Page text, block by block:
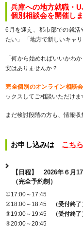
兵庫への地方就職・
個別相談会を開催しま
6月を迎え、都市部での就活
たい」 「地方で新しいキャ
「何から始めればいいかわ
安はありませんか？
完全個別のオンライン相談
ックスしてご相談いただけま
まだ検討段階の方も、情報収
お申し込みは こちら
【日程】2026年６月
（完全予約制）
①17:00～17:45
②18:00～18:45
（受付終了
③19:00～19:45
（受付終了
④20:00～20:45